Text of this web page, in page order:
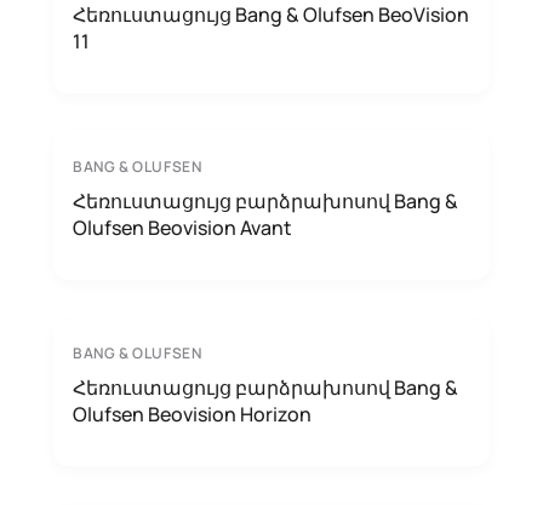
Հեռուստացույց Bang & Olufsen BeoVision
11
BANG & OLUFSEN
Հեռուստացույց բարձրախոսով Bang &
Olufsen Beovision Avant
BANG & OLUFSEN
Հեռուստացույց բարձրախոսով Bang &
Olufsen Beovision Horizon